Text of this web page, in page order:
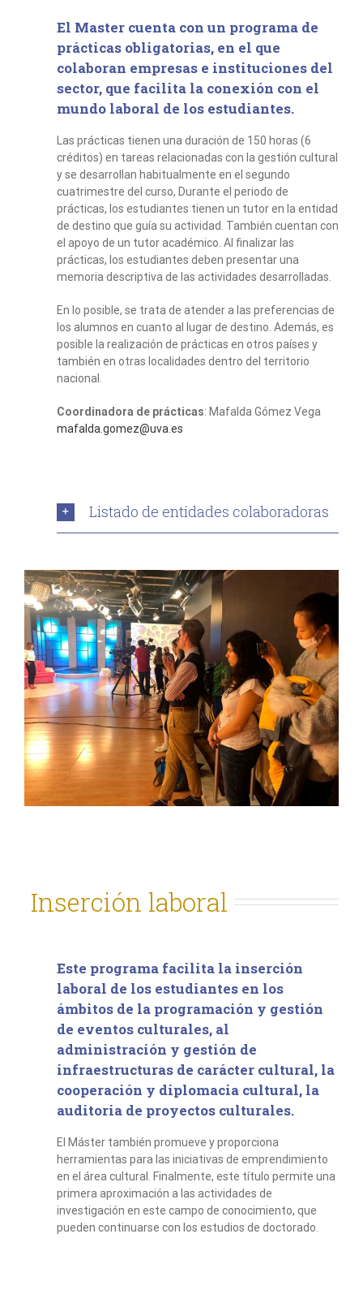
El Master cuenta con un programa de
prácticas obligatorias, en el que
colaboran empresas e instituciones del
sector, que facilita la conexión con el
mundo laboral de los estudiantes.
Las prácticas tienen una duración de 150 horas (6
créditos) en tareas relacionadas con la gestión cultural
y se desarrollan habitualmente en el segundo
cuatrimestre del curso, Durante el periodo de
prácticas, los estudiantes tienen un tutor en la entidad
de destino que guía su actividad. También cuentan con
el apoyo de un tutor académico. Al finalizar las
prácticas, los estudiantes deben presentar una
memoria descriptiva de las actividades desarrolladas.
En lo posible, se trata de atender a las preferencias de
los alumnos en cuanto al lugar de destino. Además, es
posible la realización de prácticas en otros países y
también en otras localidades dentro del territorio
nacional.
Coordinadora de prácticas: Mafalda Gómez Vega
mafalda.gomez@uva.es
Listado de entidades colaboradoras
Inserción laboral
Este programa facilita la inserción
laboral de los estudiantes en los
ámbitos de la programación y gestión
de eventos culturales, al
administración y gestión de
infraestructuras de carácter cultural, la
cooperación y diplomacia cultural, la
auditoria de proyectos culturales.
El Máster también promueve y proporciona
herramientas para las iniciativas de emprendimiento
en el área cultural. Finalmente, este título permite una
primera aproximación a las actividades de
investigación en este campo de conocimiento, que
pueden continuarse con los estudios de doctorado.